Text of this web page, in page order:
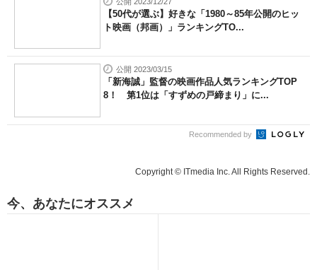
【50代が選ぶ】好きな「1980～85年公開のヒッ
ト映画（邦画）」ランキングTO...
公開 2023/03/15
「新海誠」監督の映画作品人気ランキングTOP
8！ 第1位は「すずめの戸締まり」に...
Recommended by
Copyright © ITmedia Inc. All Rights Reserved.
今、あなたにオススメ